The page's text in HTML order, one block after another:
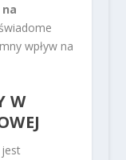
wpływ na
W